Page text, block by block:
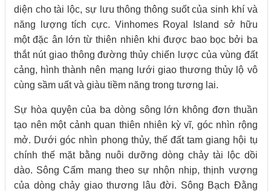
diện cho tài lộc, sự lưu thông thông suốt của sinh khí và
năng lượng tích cực. Vinhomes Royal Island sở hữu
một đặc ân lớn từ thiên nhiên khi được bao bọc bởi ba
thắt nút giao thông đường thủy chiến lược của vùng đất
cảng, hình thành nên mạng lưới giao thương thủy lộ vô
cùng sầm uất và giàu tiềm năng trong tương lai.
Sự hòa quyện của ba dòng sông lớn không đơn thuần
tạo nên một cảnh quan thiên nhiên kỳ vĩ, góc nhìn rộng
mở. Dưới góc nhìn phong thủy, thế đất tam giang hội tụ
chính thế mặt bằng nuôi dưỡng dòng chảy tài lộc dồi
dào. Sông Cấm mang theo sự nhộn nhịp, thịnh vượng
của dòng chảy giao thương lâu đời. Sông Bạch Đằng